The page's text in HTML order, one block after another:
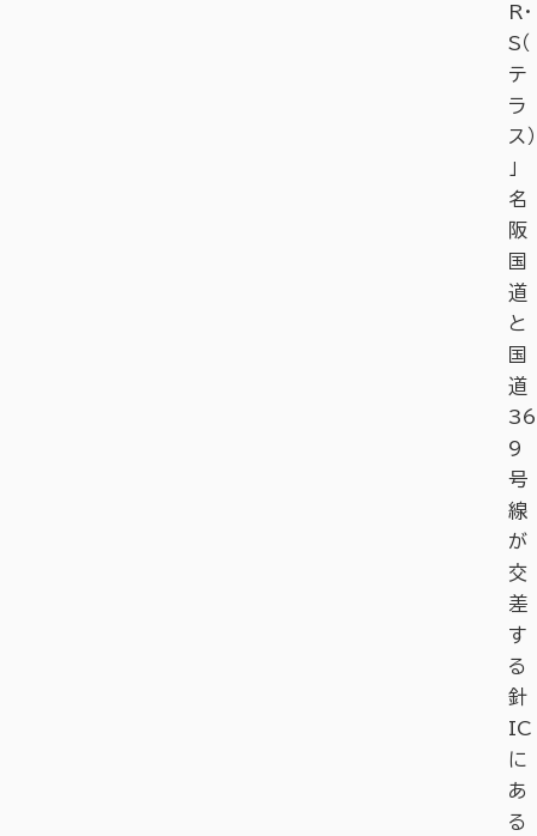
R・
S（
テ
ラ
ス）
」
名
阪
国
道
と
国
道
36
9
号
線
が
交
差
す
る
針
IC
に
あ
る